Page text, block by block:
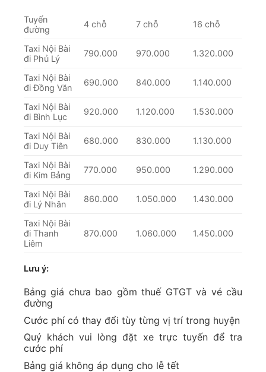
Tuyến
đường
4 chỗ 7 chỗ 16 chỗ
Taxi Nội Bài
đi Phủ Lý
790.000 970.000 1.320.000
Taxi Nội Bài
đi Đồng Văn
690.000 840.000 1.140.000
Taxi Nội Bài
đi Bình Lục
920.000 1.120.000 1.530.000
Taxi Nội Bài
đi Duy Tiên
680.000 830.000 1.130.000
Taxi Nội Bài
đi Kim Bảng
770.000 950.000 1.290.000
Taxi Nội Bài
đi Lý Nhân
860.000 1.050.000 1.430.000
Taxi Nội Bài
đi Thanh
Liêm
870.000 1.060.000 1.450.000
Lưu ý:
Bảng giá chưa bao gồm thuế GTGT và vé cầu
đường
Cước phí có thay đổi tùy từng vị trí trong huyện
Quý khách vui lòng đặt xe trực tuyến để tra
cước phí
Bảng giá không áp dụng cho lễ tết